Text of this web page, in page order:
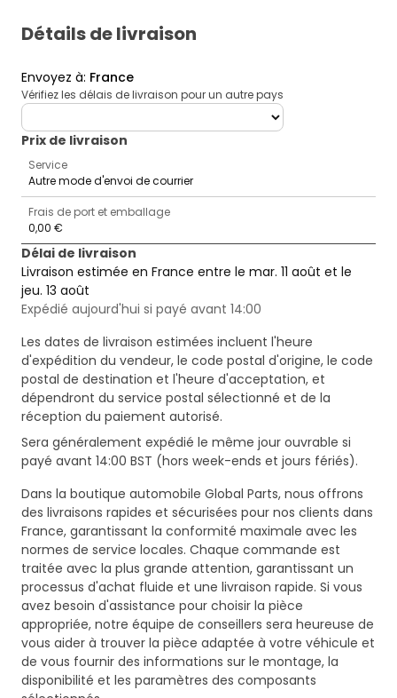
Détails de livraison
Envoyez à: France
Vérifiez les délais de livraison pour un autre pays
deliveryCountry
Prix ​​de livraison
Service
Autre mode d'envoi de courrier
Frais de port et emballage
0,00 €
Délai de livraison
Livraison estimée en France entre le mar. 11 août et le
jeu. 13 août
Expédié aujourd'hui si payé avant 14:00
Les dates de livraison estimées incluent l'heure
d'expédition du vendeur, le code postal d'origine, le code
postal de destination et l'heure d'acceptation, et
dépendront du service postal sélectionné et de la
réception du paiement autorisé.
Sera généralement expédié le même jour ouvrable si
payé avant 14:00 BST (hors week-ends et jours fériés).
Dans la boutique automobile Global Parts, nous offrons
des livraisons rapides et sécurisées pour nos clients dans
France, garantissant la conformité maximale avec les
normes de service locales. Chaque commande est
traitée avec la plus grande attention, garantissant un
processus d'achat fluide et une livraison rapide. Si vous
avez besoin d'assistance pour choisir la pièce
appropriée, notre équipe de conseillers sera heureuse de
vous aider à trouver la pièce adaptée à votre véhicule et
de vous fournir des informations sur le montage, la
disponibilité et les paramètres des composants